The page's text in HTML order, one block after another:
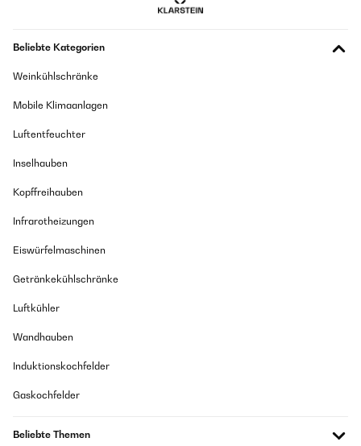
Beliebte Kategorien
Weinkühlschränke
Mobile Klimaanlagen
Luftentfeuchter
Inselhauben
Kopffreihauben
Infrarotheizungen
Eiswürfelmaschinen
Getränkekühlschränke
Luftkühler
Wandhauben
Induktionskochfelder
Gaskochfelder
Beliebte Themen